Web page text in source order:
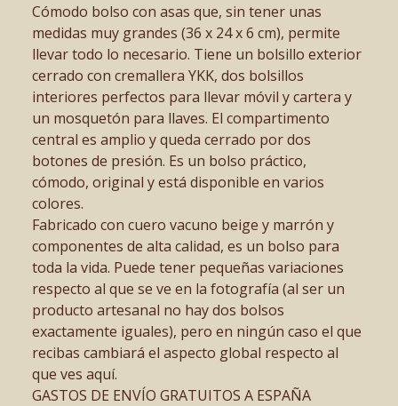
Cómodo bolso con asas que, sin tener unas
medidas muy grandes (36 x 24 x 6 cm), permite
llevar todo lo necesario. Tiene un bolsillo exterior
cerrado con cremallera YKK, dos bolsillos
interiores perfectos para llevar móvil y cartera y
un mosquetón para llaves. El compartimento
central es amplio y queda cerrado por dos
botones de presión. Es un bolso práctico,
cómodo, original y está disponible en varios
colores.
Fabricado con cuero vacuno beige y marrón y
componentes de alta calidad, es un bolso para
toda la vida. Puede tener pequeñas variaciones
respecto al que se ve en la fotografía (al ser un
producto artesanal no hay dos bolsos
exactamente iguales), pero en ningún caso el que
recibas cambiará el aspecto global respecto al
que ves aquí.
GASTOS DE ENVÍO GRATUITOS A ESPAÑA